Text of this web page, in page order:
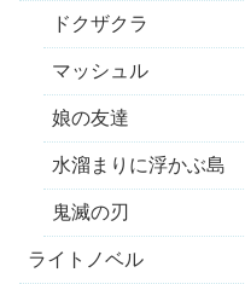
ドクザクラ
マッシュル
娘の友達
水溜まりに浮かぶ島
鬼滅の刃
ライトノベル